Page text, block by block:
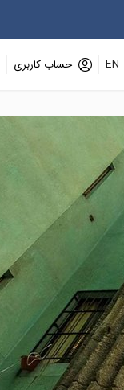
EN حساب کاربری